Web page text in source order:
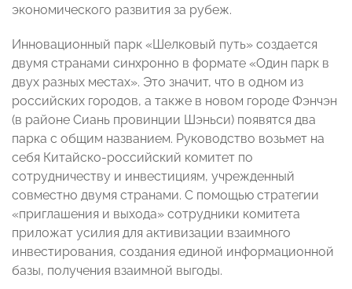
экономического развития за рубеж.
Инновационный парк «Шелковый путь» создается
двумя странами синхронно в формате «Один парк в
двух разных местах». Это значит, что в одном из
российских городов, а также в новом городе Фэнчэн
(в районе Сиань провинции Шэньси) появятся два
парка с общим названием. Руководство возьмет на
себя Китайско-российский комитет по
сотрудничеству и инвестициям, учрежденный
совместно двумя странами. С помощью стратегии
«приглашения и выхода» сотрудники комитета
приложат усилия для активизации взаимного
инвестирования, создания единой информационной
базы, получения взаимной выгоды.